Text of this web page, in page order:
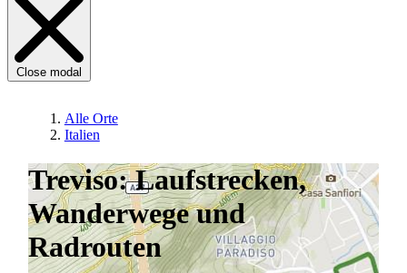
Close modal
Alle Orte
Italien
Treviso: Laufstrecken,
Wanderwege und
Radrouten